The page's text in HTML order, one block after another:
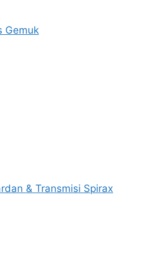
Gemuk
& Transmisi Spirax